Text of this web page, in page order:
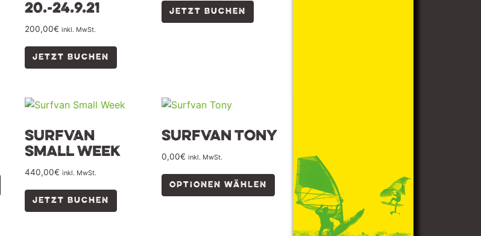
20.-24.9.21
200,00€ inkl. MwSt.
JETZT BUCHEN
JETZT BUCHEN
Surfvan
Small Week
440,00€ inkl. MwSt.
JETZT BUCHEN
Surfvan Tony
0,00€ inkl. MwSt.
OPTIONEN WÄHLEN